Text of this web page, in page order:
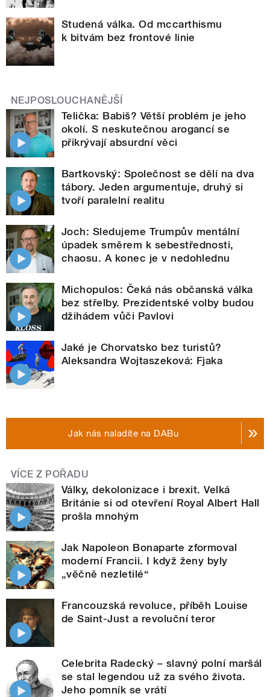
Studená válka. Od mccarthismu
k bitvám bez frontové linie
NEJPOSLOUCHANĚJŠÍ
Telička: Babiš? Větší problém je jeho
okolí. S neskutečnou arogancí se
přikrývají absurdní věci
Bartkovský: Společnost se dělí na dva
tábory. Jeden argumentuje, druhý si
tvoří paralelní realitu
Joch: Sledujeme Trumpův mentální
úpadek směrem k sebestřednosti,
chaosu. A konec je v nedohlednu
Michopulos: Čeká nás občanská válka
bez střelby. Prezidentské volby budou
džihádem vůči Pavlovi
Jaké je Chorvatsko bez turistů?
Aleksandra Wojtaszeková: Fjaka
Jak nás naladíte na DABu
VÍCE Z POŘADU
Války, dekolonizace i brexit. Velká
Británie si od otevření Royal Albert Hall
prošla mnohým
Jak Napoleon Bonaparte zformoval
moderní Francii. I když ženy byly
„věčně nezletilé“
Francouzská revoluce, příběh Louise
de Saint-Just a revoluční teror
Celebrita Radecký – slavný polní maršál
se stal legendou už za svého života.
Jeho pomník se vrátí